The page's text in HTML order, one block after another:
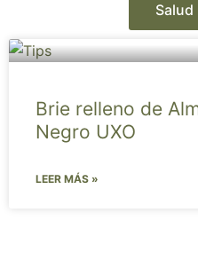
Salud
Brie relleno de
Negro UXO
LEER MÁS »